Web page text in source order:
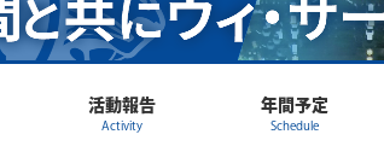
活動報告
Activity
年間予定
Schedule